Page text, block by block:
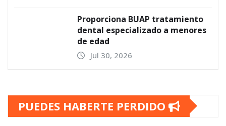
Proporciona BUAP tratamiento
dental especializado a menores
de edad
Jul 30, 2026
PUEDES HABERTE PERDIDO